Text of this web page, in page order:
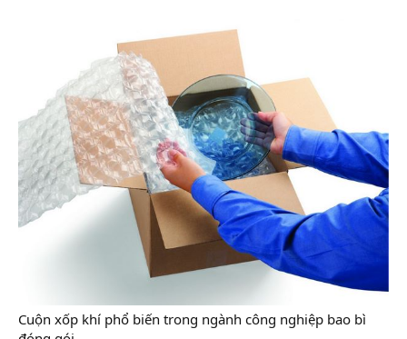
Cuộn xốp khí phổ biến trong ngành công nghiệp bao bì